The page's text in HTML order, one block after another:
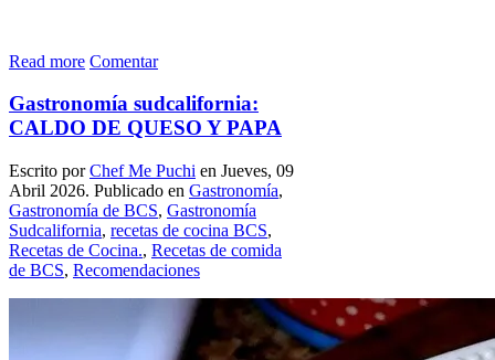
Read more Comentar
Gastronomía sudcalifornia:
CALDO DE QUESO Y PAPA
Escrito porChef Me Puchi en Jueves, 09
Abril 2026. Publicado en Gastronomía,
Gastronomía de BCS, Gastronomía
Sudcalifornia, recetas de cocina BCS,
Recetas de Cocina., Recetas de comida
de BCS, Recomendaciones